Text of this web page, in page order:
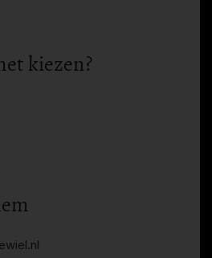
kiezen?